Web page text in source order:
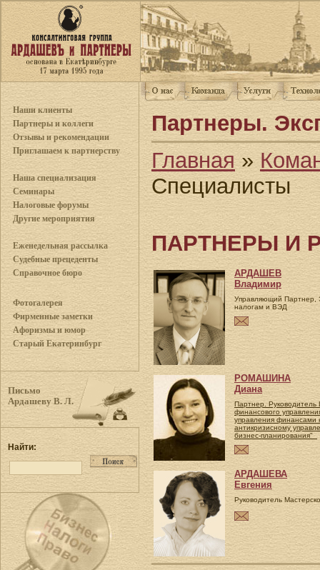
Наши клиенты
Партнеры и коллеги
Отзывы и рекомендации
Приглашаем к партнерству
Наша специализация
Семинары
Налоговые форумы
Другие мероприятия
Еженедельная рассылка
Судебные прецеденты
Справочное бюро
Фотогалерея
Фирменные заметки
Афоризмы и юмор
Старый Екатеринбург
Письмо
Ардашеву В. Л.
Найти:
Партнеры.
Главная»
Специалисты
ПАРТНЕРЫ И
АРДАШЕВ
Владимир
Управляющий Партнер,
налогам и ВЭД
РОМАШИНА
Диана
Партнер.
финансового
управления финансами
антикризисному
бизнес-планирования"
АРДАШЕВА
Евгения
Руководитель